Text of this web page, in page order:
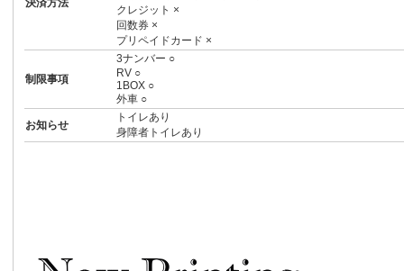
決済方法
クレジット ×
回数券 ×
プリペイドカード ×
制限事項
3ナンバー ○
RV ○
1BOX ○
外車 ○
お知らせ
トイレあり
身障者トイレあり